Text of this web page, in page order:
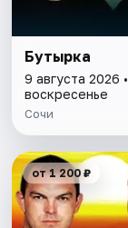
Бутырка
9 августа 2026 •
воскресенье
Сочи
от 1 200 ₽